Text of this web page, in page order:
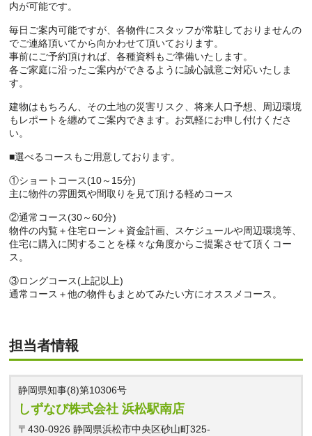
内が可能です。
毎日ご案内可能ですが、各物件にスタッフが常駐しておりませんの
でご連絡頂いてから向かわせて頂いております。
事前にご予約頂ければ、各種資料もご準備いたします。
各ご家庭に沿ったご案内ができるように誠心誠意ご対応いたしま
す。
建物はもちろん、その土地の災害リスク、将来人口予想、周辺環境
もレポートを纏めてご案内できます。お気軽にお申し付けくださ
い。
■選べるコースもご用意しております。
①ショートコース(10～15分)
主に物件の雰囲気や間取りを見て頂ける軽めコース
②通常コース(30～60分)
物件の内覧＋住宅ローン＋資金計画、スケジュールや周辺環境等、
住宅に購入に関することを様々な角度からご提案させて頂くコー
ス。
③ロングコース(上記以上)
通常コース＋他の物件もまとめてみたい方にオススメコース。
担当者情報
静岡県知事(8)第10306号
しずなび株式会社 浜松駅南店
〒430-0926 静岡県浜松市中央区砂山町325-